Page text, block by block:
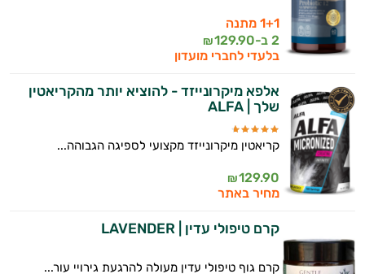
1+1 מתנה
2 ב-
129.90
₪
בלעדי לחברי מועדון
אלפא מיקרונייזד - להוציא יותר מהקריאטין
שלך | ALFA
קריאטין מיקרונייזד מקצועי לספיגה הגבוהה...
129.90
₪
מחיר באתר
קרם טיפולי עדין | LAVENDER
קרם גוף טיפולי עדין מעולה להרגעת גירויי עור...